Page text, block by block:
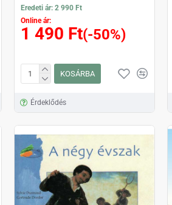
Eredeti ár: 2 990 Ft
Online ár:
1 490 Ft(-50%)
KOSÁRBA
Érdeklődés